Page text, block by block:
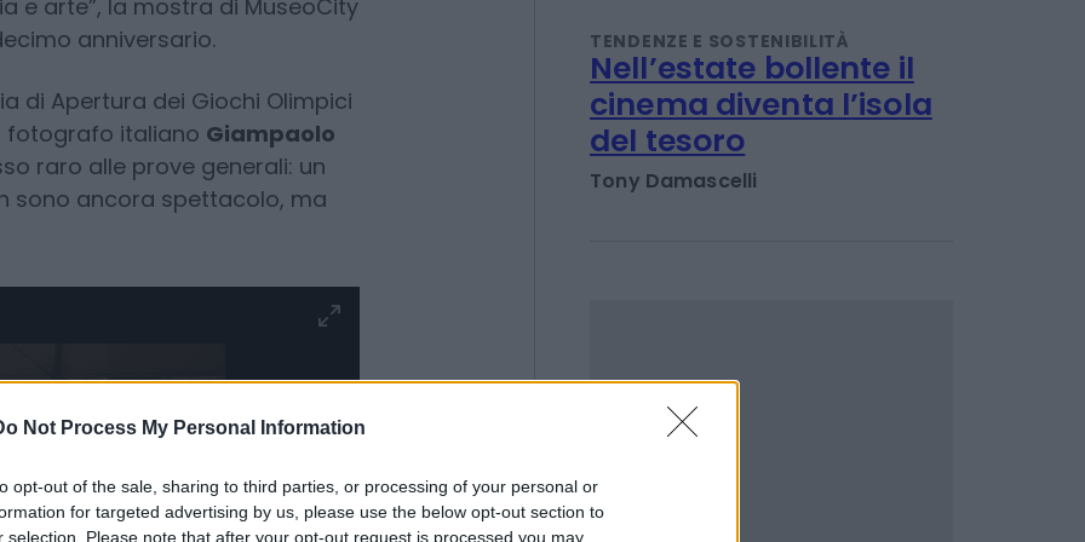
Not Process My Personal Information
opt-out of the sale, sharing to third parties, or processing of your personal or
for targeted advertising by us, please use the below opt-out section to
selection. Please note that after your opt-out request is processed you may
e arte”, la mostra di MuseoCity
anniversario.
di Apertura dei Giochi Olimpici
fotografo italiano Giampaolo
raro alle prove generali: un
sono ancora spettacolo, ma
TENDENZE E SOSTENIBILITÀ
Nell’estate bollente il
cinema diventa l’isola
del tesoro
Tony Damascelli